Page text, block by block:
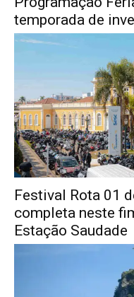
temporada de
Festival Rota 01
completa neste
Estação Saudade